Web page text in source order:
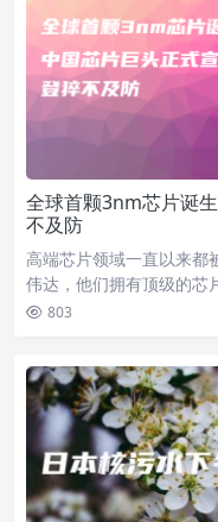
全球首颗3nm芯片诞
不及防
高端芯片领域一直以来都
伟达，他们拥有顶级的
803